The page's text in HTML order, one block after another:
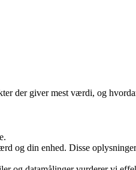
der giver mest værdi, og
og din enhed. Disse